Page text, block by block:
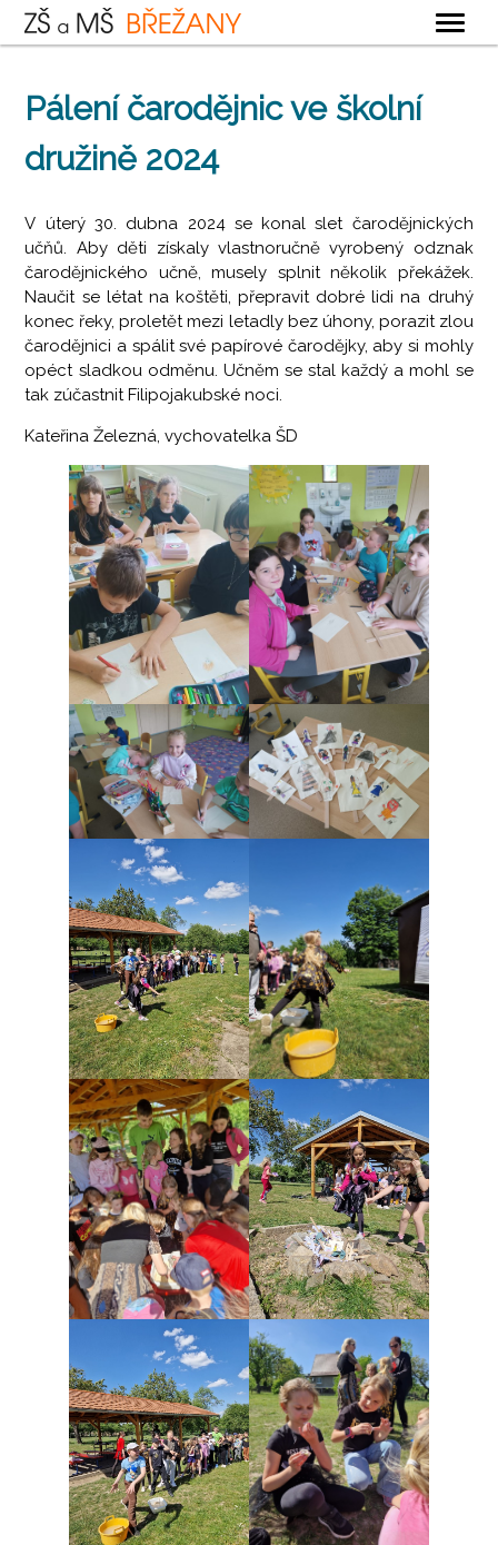
ZÁKLADNÍ ŠKOLA
MATEŘSKÁ ŠKOLA
ŠKOLNÍ JÍDELNA
KONTAKTY
Pálení čarodějnic ve školní
družině 2024
V úterý 30. dubna 2024 se konal slet čarodějnických
učňů. Aby děti získaly vlastnoručně vyrobený odznak
čarodějnického učně, musely splnit několik překážek.
Naučit se létat na koštěti, přepravit dobré lidi na druhý
konec řeky, proletět mezi letadly bez úhony, porazit zlou
čarodějnici a spálit své papírové čarodějky, aby si mohly
opéct sladkou odměnu. Učněm se stal každý a mohl se
tak zúčastnit Filipojakubské noci.
Kateřina Železná, vychovatelka ŠD